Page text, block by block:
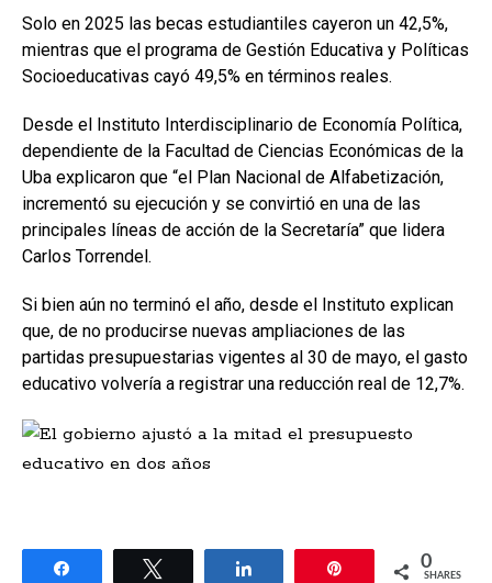
Solo en 2025 las becas estudiantiles cayeron un 42,5%,
mientras que el programa de Gestión Educativa y Políticas
Socioeducativas cayó 49,5% en términos reales.
Desde el Instituto Interdisciplinario de Economía Política,
dependiente de la Facultad de Ciencias Económicas de la
Uba explicaron que “el Plan Nacional de Alfabetización,
incrementó su ejecución y se convirtió en una de las
principales líneas de acción de la Secretaría” que lidera
Carlos Torrendel.
Si bien aún no terminó el año, desde el Instituto explican
que, de no producirse nuevas ampliaciones de las
partidas presupuestarias vigentes al 30 de mayo, el gasto
educativo volvería a registrar una reducción real de 12,7%.
0
SHARES